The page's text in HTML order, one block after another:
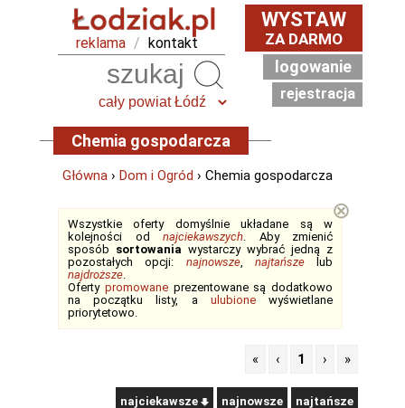
reklama / kontakt
WYSTAW
ZA DARMO
logowanie
rejestracja
Chemia gospodarcza
Główna › Dom i Ogród › Chemia gospodarcza
Wszystkie oferty domyślnie układane są w
kolejności od najciekawszych. Aby zmienić
sposób sortowania wystarczy wybrać jedną z
pozostałych opcji: najnowsze, najtańszelub
najdroższe.
Oferty promowaneprezentowane są dodatkowo
na początku listy, a ulubionewyświetlane
priorytetowo.
⊗
« ‹ 1 › »
najciekawsze najnowsze najtańsze